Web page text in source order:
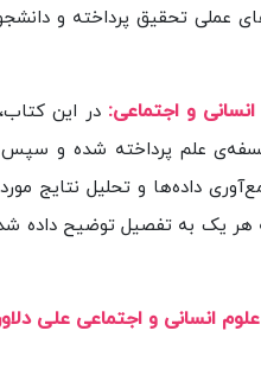
تحقیق پرداخته و
و اجتماعی:در این
علم پرداخته شده و سپس
داده‌ها و تحلیل نتایج
یک به تفصیل توضیح داده شده
انسانی و اجتماعی علی